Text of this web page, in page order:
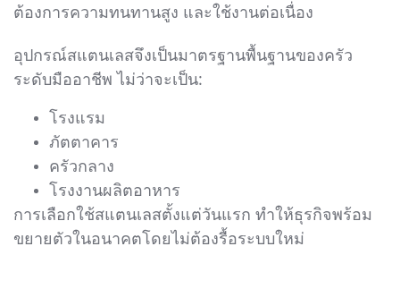
ต้องการความทนทานสูง และใช้งานต่อเนื่อง
อุปกรณ์สแตนเลสจึงเป็นมาตรฐานพื้นฐานของครัว
ระดับมืออาชีพ ไม่ว่าจะเป็น:
โรงแรม
ภัตตาคาร
ครัวกลาง
โรงงานผลิตอาหาร
การเลือกใช้สแตนเลสตั้งแต่วันแรก ทำให้ธุรกิจพร้อม
ขยายตัวในอนาคตโดยไม่ต้องรื้อระบบใหม่